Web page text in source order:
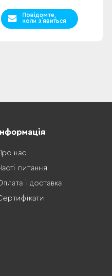
Повідомте,
коли з`явиться
нас
питання
і доставка